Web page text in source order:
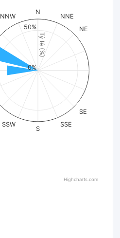
Tỷ lệ (%)
N
NNE
NE
SE
SSE
S
SSW
NNW
0%
50%
Highcharts.com